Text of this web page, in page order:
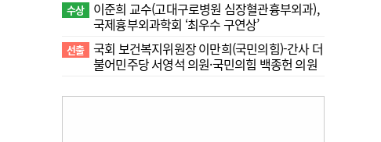
수상
이준희 교수(고대구로병원 심장혈관흉부외과),
국제흉부외과학회 ‘최우수 구연상’
선출 국회 보건복지위원장 이만희(국민의힘)-간사 더
불어민주당 서영석 의원·국민의힘 백종헌 의원